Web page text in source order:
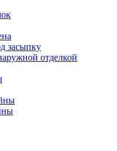
засыпку
отделкой